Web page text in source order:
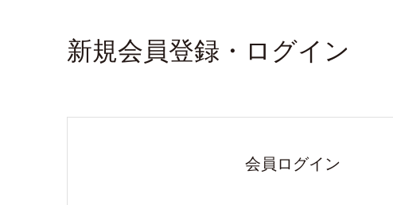
新規会員登録・ログイン
会員ログイン